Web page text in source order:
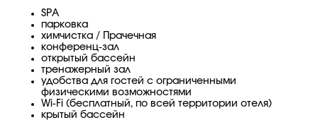
SPA
парковка
химчистка / Прачечная
конференц-зал
открытый бассейн
тренажерный зал
удобства для гостей с ограниченными
физическими возможностями
Wi-Fi (бесплатный, по всей территории отеля)
крытый бассейн